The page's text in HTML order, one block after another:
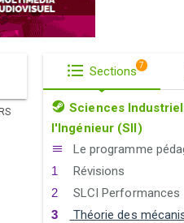
Sections 7
Sciences
l'Ingénieur (SII)
Le programme
Révisions
SLCI Performances
Théorie des